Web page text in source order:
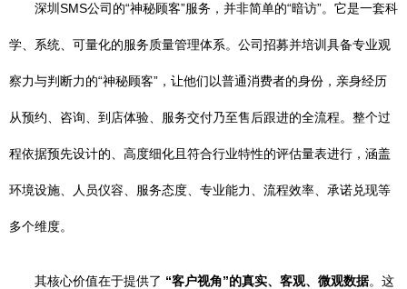
深圳SMS公司的“神秘顾客”服务，并非简单的“暗访”。它是一套科
学、系统、可量化的服务质量管理体系。公司招募并培训具备专业观
察力与判断力的“神秘顾客”，让他们以普通消费者的身份，亲身经历
从预约、咨询、到店体验、服务交付乃至售后跟进的全流程。整个过
程依据预先设计的、高度细化且符合行业特性的评估量表进行，涵盖
环境设施、人员仪容、服务态度、专业能力、流程效率、承诺兑现等
多个维度。
其核心价值在于提供了 “客户视角”的真实、客观、微观数据。这